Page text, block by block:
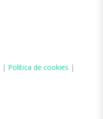
| Política de cookies |